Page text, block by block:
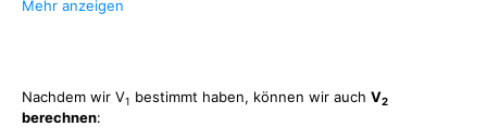
Mehr anzeigen
Nachdem wir V1 bestimmt haben, können wir auch V2
berechnen: